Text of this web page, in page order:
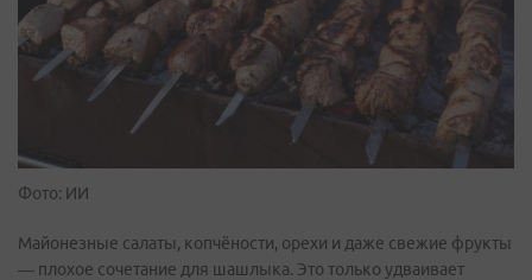
Фото: ИИ
Майонезные салаты, копчёности, орехи и даже свежие фрукты
— плохое сочетание для шашлыка. Это только удваивает